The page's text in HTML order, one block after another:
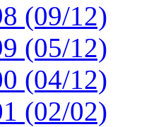
(09/12)
(05/12)
(04/12)
(02/02)